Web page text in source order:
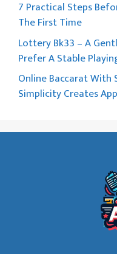
7 Practical Steps
The First Time
Lottery Bk33 – A
Prefer A Stable
Online Baccarat With
Simplicity Creates